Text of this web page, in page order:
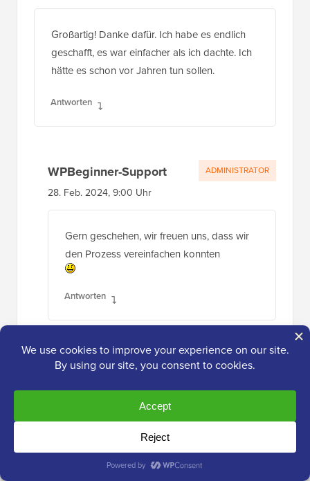
Großartig! Danke dafür. Ich habe es endlich
geschafft, es war einfacher als ich dachte. Ich
hätte es schon vor Jahren tun sollen.
Antworten
WPBeginner-Support
28. Feb. 2024, 9:00 Uhr
Gern geschehen, wir freuen uns, dass wir
den Prozess vereinfachen konnten
Antworten
ADMINISTRATOR
21. Sep. 2023 um 17:57 Uhr
Danke für diesen Beitrag. Aber, wenn ich
nichts übersehe, sendet Woocommerce